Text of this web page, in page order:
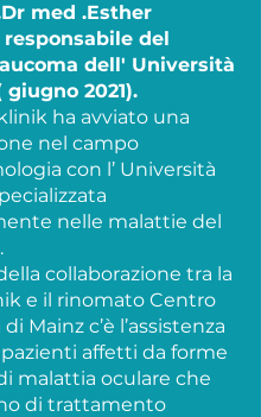
med .Esther
del
dell' Università
2021).
ha avviato una
nel campo
con l’ Università
nelle malattie del
collaborazione tra la
e il rinomato Centro
Mainz c’è l’assistenza
affetti da forme
malattia oculare che
di trattamento